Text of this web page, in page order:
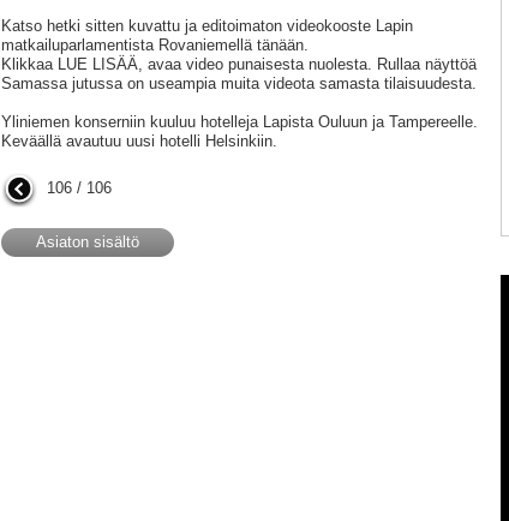
Katso hetki sitten kuvattu ja editoimaton videokooste Lapin
matkailuparlamentista Rovaniemellä tänään.
Klikkaa LUE LISÄÄ, avaa video punaisesta nuolesta. Rullaa näyttöä
Samassa jutussa on useampia muita videota samasta tilaisuudesta.
Yliniemen konserniin kuuluu hotelleja Lapista Ouluun ja Tampereelle.
Keväällä avautuu uusi hotelli Helsinkiin.
106 / 106
Asiaton sisältö